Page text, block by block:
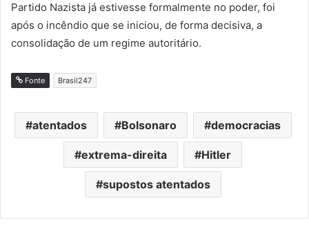
Partido Nazista já estivesse formalmente no poder, foi
após o incêndio que se iniciou, de forma decisiva, a
consolidação de um regime autoritário.
Fonte Brasil247
atentados Bolsonaro democracias
extrema-direita Hitler
supostos atentados